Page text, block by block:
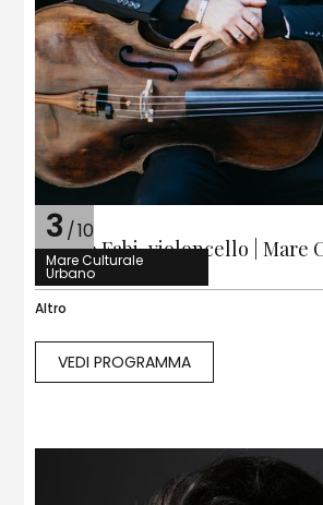
3 /10
Mare Culturale
Urbano
Matteo Fabi, violoncello | Mare
Urbano
Altro
VEDI PROGRAMMA